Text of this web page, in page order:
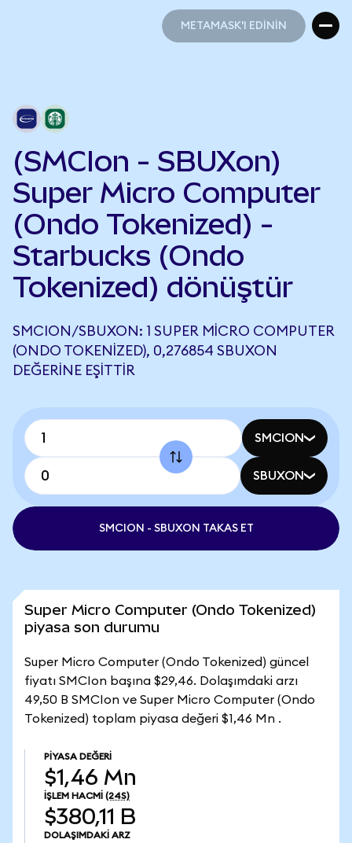
METAMASK'I EDİNİN
(SMCIon - SBUXon)
Super Micro Computer
(Ondo Tokenized) -
Starbucks (Ondo
Tokenized) dönüştür
SMCION/SBUXON: 1 SUPER MICRO COMPUTER
(ONDO TOKENIZED), 0,276854 SBUXON
DEĞERINE EŞITTIR
SMCION
SBUXON
SMCION - SBUXON TAKAS ET
Super Micro Computer (Ondo Tokenized)
piyasa son durumu
Super Micro Computer (Ondo Tokenized) güncel
fiyatı SMCIon başına $29,46. Dolaşımdaki arzı
49,50 B SMCIon ve Super Micro Computer (Ondo
Tokenized) toplam piyasa değeri $1,46 Mn .
PIYASA DEĞERI
$1,46 Mn
İŞLEM HACMI (24S)
$380,11 B
DOLAŞIMDAKI ARZ